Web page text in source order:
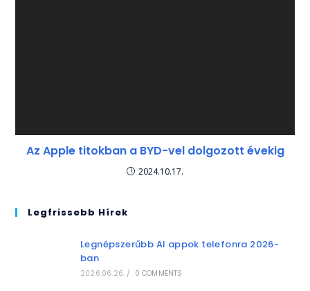
Az Apple titokban a BYD-vel dolgozott évekig
2024.10.17.
Legfrissebb Hírek
Legnépszerűbb AI appok telefonra 2026-
ban
2026.06.26. / 0 COMMENTS